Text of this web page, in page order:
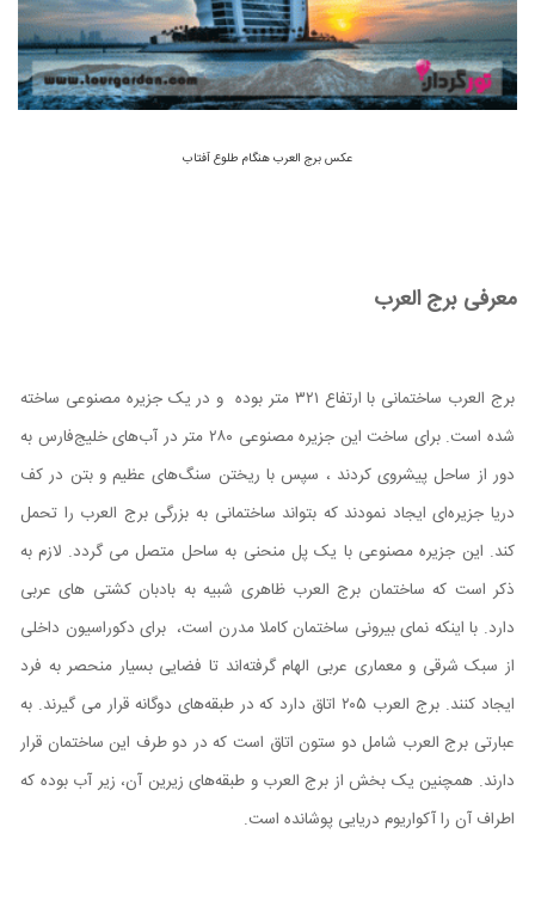
عکس برج العرب هنگام طلوع آفتاب
معرفی برج العرب
برج العرب ساختمانی با ارتفاع ۳۲۱ متر بوده و در یک جزیره مصنوعی ساخته
شده است. برای ساخت این جزیره مصنوعی ۲۸۰ متر در آب‌های خلیج‌فارس به
دور از ساحل پیشروی کردند ، سپس با ریختن سنگ‌های عظیم و بتن در کف
دریا جزیره‌ای ایجاد نمودند که بتواند ساختمانی به بزرگی برج العرب را تحمل
کند. این جزیره مصنوعی با یک پل منحنی به ساحل متصل می گردد. لازم به
ذکر است که ساختمان برج العرب ظاهری شبیه به بادبان کشتی های عربی
دارد. با اینکه نمای بیرونی ساختمان کاملا مدرن است، برای دکوراسیون داخلی
از سبک شرقی و معماری عربی الهام گرفته‌اند تا فضایی بسیار منحصر به فرد
ایجاد کنند. برج العرب ۲۰۵ اتاق دارد که در طبقه‌های دوگانه قرار می گیرند. به
عبارتی برج العرب شامل دو ستون اتاق است که در دو طرف این ساختمان قرار
دارند. همچنین یک بخش از برج العرب و طبقه‌های زیرین آن، زیر آب بوده که
اطراف آن را آکواریوم دریایی پوشانده است.